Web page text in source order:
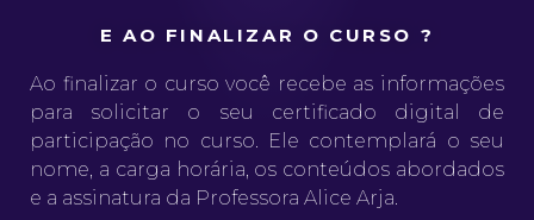
E AO FINALIZAR O CURSO ?
Ao finalizar o curso você recebe as informações
para solicitar o seu certificado digital de
participação no curso. Ele contemplará o seu
nome, a carga horária, os conteúdos abordados
e a assinatura da Professora Alice Arja.